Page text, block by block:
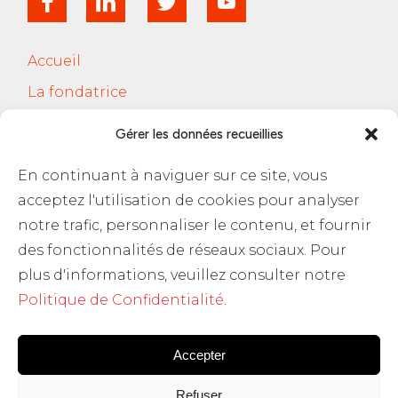
Gérer les données recueillies
En continuant à naviguer sur ce site, vous
acceptez l'utilisation de cookies pour analyser
notre trafic, personnaliser le contenu, et fournir
des fonctionnalités de réseaux sociaux. Pour
plus d'informations, veuillez consulter notre
Politique de Confidentialité.
Accepter
Refuser
Accueil
La fondatrice
Blog Les RH
Contact
Politique de confidentialité